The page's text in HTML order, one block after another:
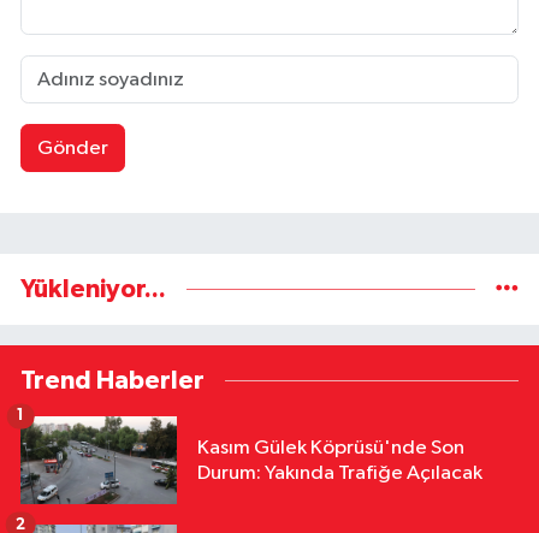
Gönder
Yükleniyor...
Trend Haberler
Kasım Gülek Köprüsü'nde Son
Durum: Yakında Trafiğe Açılacak
1
2